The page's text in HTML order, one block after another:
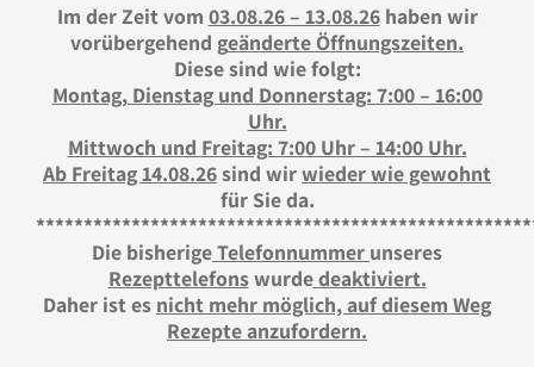
Im der Zeit vom 03.08.26 – 13.08.26haben wir
vorübergehend geänderte Öffnungszeiten.
Diese sind wie folgt:
Montag, Dienstag und Donnerstag: 7:00 – 16:00
Uhr.
Mittwoch und Freitag: 7:00 Uhr – 14:00 Uhr.
Ab Freitag 14.08.26sind wirwieder wie gewohnt
für Sie da.
Die bisherigeTelefonnummer unseres
Rezepttelefonswurdedeaktiviert.
Daher ist es nicht mehr möglich, auf diesem Weg
Rezepte anzufordern.